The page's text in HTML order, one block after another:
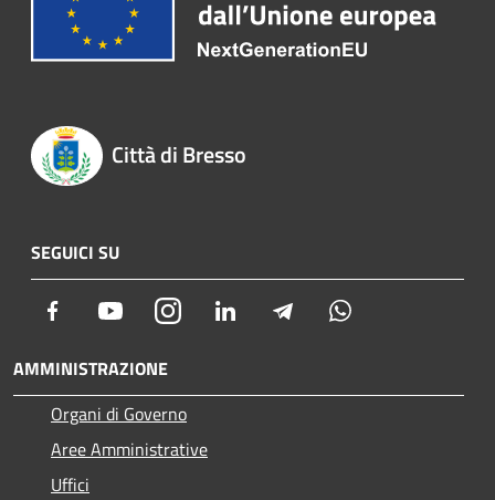
Città di Bresso
SEGUICI SU
Facebook YoutubeInstagram LinkedIn Telegram
AMMINISTRAZIONE
Organi di Governo
Aree Amministrative
Uffici